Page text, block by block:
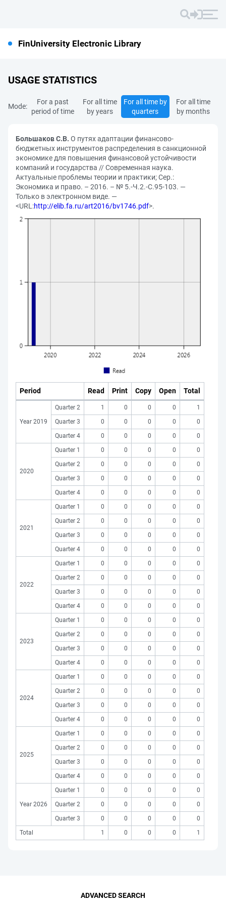
FinUniversity Electronic Library
USAGE STATISTICS
Mode:
For a past
period of time
For all time
by years
For all time by
quarters
For all time
by months
Большаков С.В. О путях адаптации финансово-
бюджетных инструментов распределения в санкционной
экономике для повышения финансовой устойчивости
компаний и государства // Современная наука.
Актуальные проблемы теории и практики; Сер.:
Экономика и право. – 2016. – № 5.-Ч.2.-С.95-103. —
Только в электронном виде. —
<URL:http://elib.fa.ru/art2016/bv1746.pdf>.
Period Read Print Copy Open Total
Year 2019
Quarter 2 1 0 0 0
1
Quarter 3
0 0 0 0
0
Quarter 4
0 0 0 0 0
2020
Quarter 1 0 0 0 0
0
Quarter 2
0 0 0 0
0
Quarter 3
0 0 0 0
0
Quarter 4
0 0 0 0 0
2021
Quarter 1 0 0 0 0
0
Quarter 2
0 0 0 0
0
Quarter 3
0 0 0 0
0
Quarter 4
0 0 0 0 0
2022
Quarter 1 0 0 0 0
0
Quarter 2
0 0 0 0
0
Quarter 3
0 0 0 0
0
Quarter 4
0 0 0 0 0
2023
Quarter 1 0 0 0 0
0
Quarter 2
0 0 0 0
0
Quarter 3
0 0 0 0
0
Quarter 4
0 0 0 0 0
2024
Quarter 1 0 0 0 0
0
Quarter 2
0 0 0 0
0
Quarter 3
0 0 0 0
0
Quarter 4
0 0 0 0 0
2025
Quarter 1 0 0 0 0
0
Quarter 2
0 0 0 0
0
Quarter 3
0 0 0 0
0
Quarter 4
0 0 0 0 0
Year 2026
Quarter 1 0 0 0 0
0
Quarter 2
0 0 0 0
0
Quarter 3
0 0 0 0
0
Total
1 0 0 0 1
ADVANCED SEARCH